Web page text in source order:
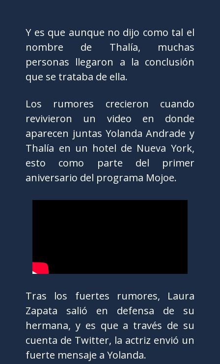
Y es que aunque no dijo como tal el
nombre de Thalía, muchas
personas llegaron a la conclusión
que se trataba de ella.
Los rumores crecieron cuando
revivieron un video en donde
aparecen juntas Yolanda Andrade y
Thalía en un hotel de Nueva York,
esto como parte del primer
aniversario del programa Mojoe.
Tras los fuertes rumores, Laura
Zapata salió en defensa de su
hermana, y es que a través de su
cuenta de Twitter, la actriz envió un
fuerte mensaje a Yolanda.